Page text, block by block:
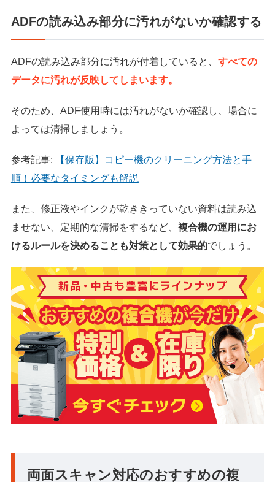
ADFの読み込み部分に汚れがないか確認する
ADFの読み込み部分に汚れが付着していると、 すべての
データに汚れが反映してしまいます。
そのため、ADF使用時には汚れがないか確認し、場合に
よっては清掃しましょう。
参考記事:
【保存版】コピー機のクリーニング方法と手
順！必要なタイミングも解説
また、修正液やインクが乾ききっていない資料は読み込
ませない、定期的な清掃をするなど、 複合機の運用にお
けるルールを決めることも対策として効果的でしょう。
両面スキャン対応のおすすめの複